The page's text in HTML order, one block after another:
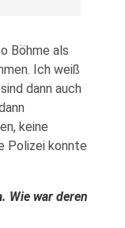
Böhme als
Ich weiß
dann auch
keine
Polizei konnte
Wie war deren